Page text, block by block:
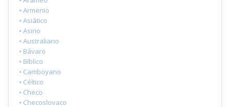
• Armenio
• Asiático
• Asirio
• Australiano
• Bávaro
• Bíblico
• Camboyano
• Céltico
• Checo
• Checoslovaco